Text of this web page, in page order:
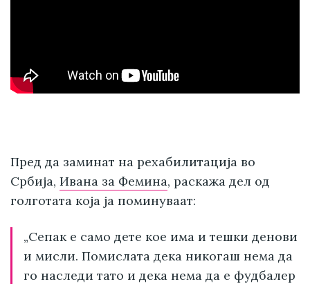
Пред да заминат на рехабилитација во
Србија, Ивана за Фемина, раскажа дел од
голготата која ја поминуваат:
„Сепак е само дете кое има и тешки денови
и мисли. Помислата дека никогаш нема да
го наследи тато и дека нема да е фудбалер